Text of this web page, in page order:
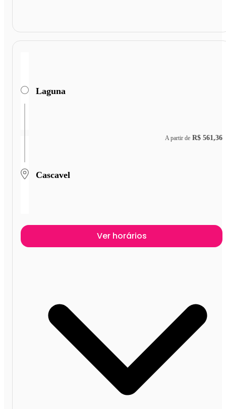
Laguna
Cascavel
A partir de R$ 561,36
Ver horários